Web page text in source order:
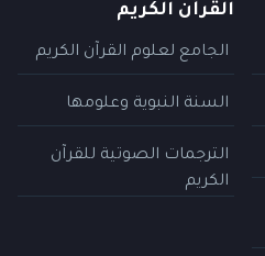
القرآن الكريم
الجامع لعلوم القرآن الكريم
السنة النبوية وعلومها
الترجمات الصوتية للقرآن
الكريم